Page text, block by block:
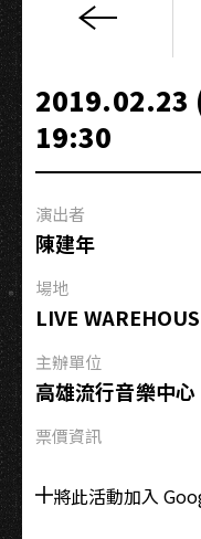
《私
招
領
了
沒？》
會
－
高
雄
場
2019.02.23
19:30
演出者
陳建年
場地
LIVE
主辦單位
高雄流行音樂中心
票價資訊
將此活動加入